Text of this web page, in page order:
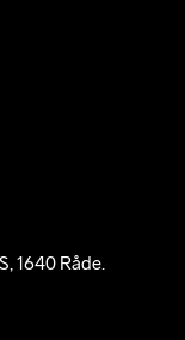
1640 Råde.